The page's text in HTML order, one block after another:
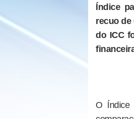
Índice
recuo de
do ICC
O Índice